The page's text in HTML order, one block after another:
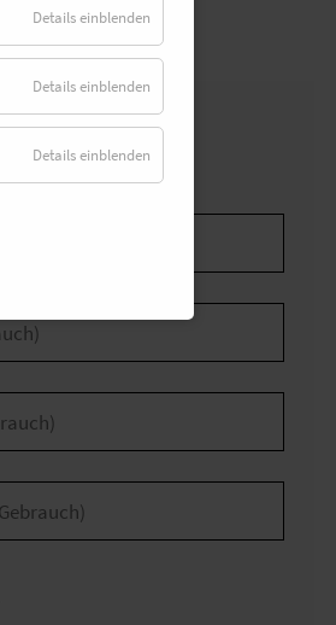
Details einblenden
Details einblenden
Details einblenden